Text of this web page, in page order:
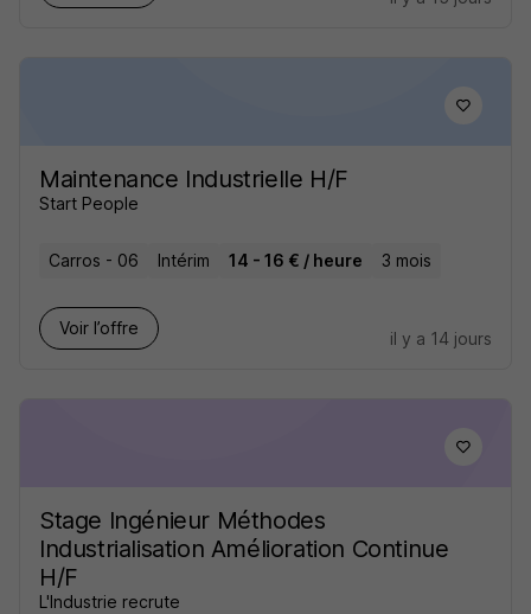
Maintenance Industrielle H/F
Start People
Carros - 06 Intérim 14 - 16 € / heure 3 mois
Voir l’offre
il y a 14 jours
Stage Ingénieur Méthodes
Industrialisation Amélioration Continue
H/F
L'Industrie recrute